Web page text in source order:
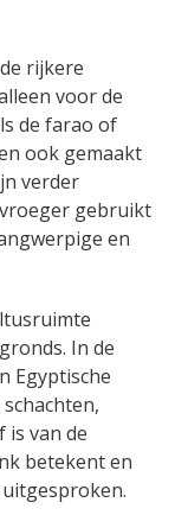
rijkere
voor de
de farao of
ook gemaakt
verder
gebruikt
en
In de
Egyptische
is van de
betekent en